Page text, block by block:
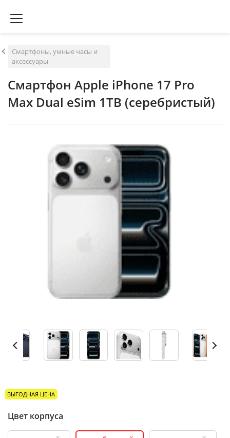
Смартфоны, умные часы и
аксессуары
Смартфон Apple iPhone 17 Pro
Max Dual eSim 1TB (серебристый)
ВЫГОДНАЯ ЦЕНА
Цвет корпуса